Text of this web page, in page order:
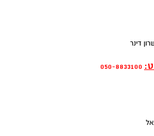
דינר
050-8833100